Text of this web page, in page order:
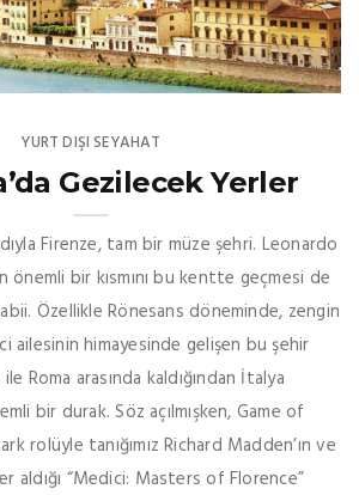
YURT DIŞI SEYAHAT
Gezilecek Yerler
Firenze, tam bir müze şehri. Leonardo
önemli bir kısmını bu kentte geçmesi de
Özellikle Rönesans döneminde, zengin
ailesinin himayesinde gelişen bu şehir
Roma arasında kaldığından İtalya
bir durak. Söz açılmışken, Game of
rolüyle tanığımız Richard Madden’ın ve
aldığı “Medici: Masters of Florence”